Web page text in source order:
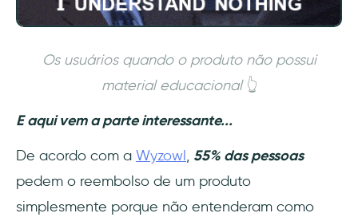
2- Lembre-se do objetivo final
3- Escolha o guia do usuário certo para
4- Seja criativo com o conteúdo
5- Teste e otimize
Os usuários quando o produto não possui
material educacional 👆
E aqui vem a parte interessante...
De acordo com a Wyzowl, 55% das pessoas
pedem o reembolso de um produto
simplesmente porque não entenderam como